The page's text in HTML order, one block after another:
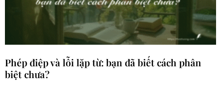
Phép điệp và lỗi lặp từ: bạn đã biết cách phân
biệt chưa?